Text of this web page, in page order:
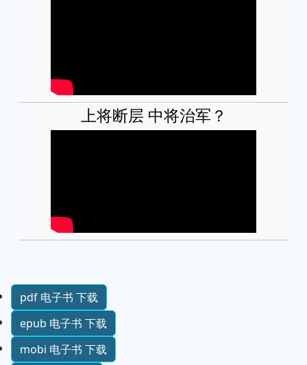
上将断层 中将治军？
pdf 电子书 下载
epub 电子书 下载
mobi 电子书 下载